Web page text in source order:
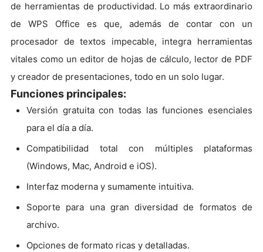
de herramientas de productividad. Lo más extraordinario
de WPS Office es que, además de contar con un
procesador de textos impecable, integra herramientas
vitales como un editor de hojas de cálculo, lector de PDF
y creador de presentaciones, todo en un solo lugar.
Funciones principales:
Versión gratuita con todas las funciones esenciales
para el día a día.
Compatibilidad total con múltiples plataformas
(Windows, Mac, Android e iOS).
Interfaz moderna y sumamente intuitiva.
Soporte para una gran diversidad de formatos de
archivo.
Opciones de formato ricas y detalladas.